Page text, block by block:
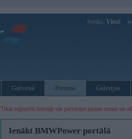
Sveiks, Viesi!
Galvenā Forums Galerijas
Tikai reģistrēti lietotāji var pievienot jaunas tēmas un
Ienākt BMWPower portālā